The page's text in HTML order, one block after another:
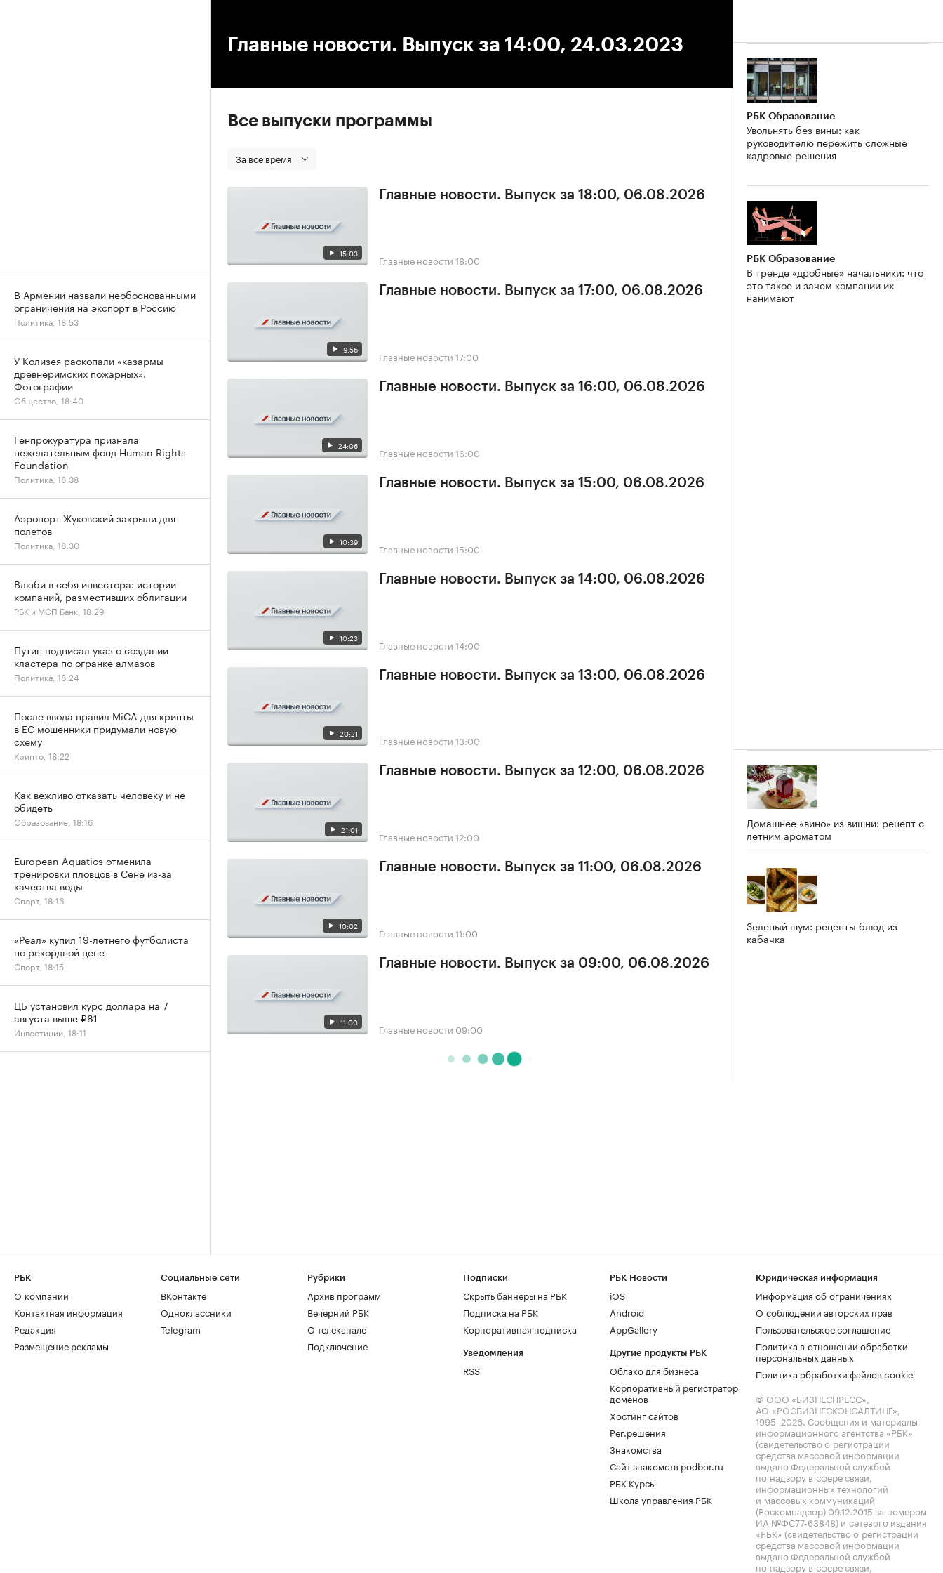
Главные новости. Выпуск за 14:00, 24.03.2023
Все выпуски программы
За все время
15:03
Главные новости. Выпуск за 18:00, 06.08.2026
Главные новости 18:00
9:56
Главные новости. Выпуск за 17:00, 06.08.2026
Главные новости 17:00
24:06
Главные новости. Выпуск за 16:00, 06.08.2026
Главные новости 16:00
10:39
Главные новости. Выпуск за 15:00, 06.08.2026
Главные новости 15:00
10:23
Главные новости. Выпуск за 14:00, 06.08.2026
Главные новости 14:00
20:21
Главные новости. Выпуск за 13:00, 06.08.2026
Главные новости 13:00
21:01
Главные новости. Выпуск за 12:00, 06.08.2026
Главные новости 12:00
10:02
Главные новости. Выпуск за 11:00, 06.08.2026
Главные новости 11:00
11:00
Главные новости. Выпуск за 09:00, 06.08.2026
Главные новости 09:00
РБК Образование
Увольнять без вины: как
руководителю пережить сложные
кадровые решения
РБК Образование
В тренде «дробные» начальники: что
это такое и зачем компании их
нанимают
Домашнее «вино» из вишни: рецепт с
летним ароматом
Зеленый шум: рецепты блюд из
кабачка
В Армении назвали необоснованными
ограничения на экспорт в Россию
Политика, 18:53
У Колизея раскопали «казармы
древнеримских пожарных».
Фотографии
Общество, 18:40
Генпрокуратура признала
нежелательным фонд Human Rights
Foundation
Политика, 18:38
Аэропорт Жуковский закрыли для
полетов
Политика, 18:30
Влюби в себя инвестора: истории
компаний, разместивших облигации
РБК и МСП Банк, 18:29
Путин подписал указ о создании
кластера по огранке алмазов
Политика, 18:24
После ввода правил MiCA для крипты
в ЕС мошенники придумали новую
схему
Крипто, 18:22
Как вежливо отказать человеку и не
обидеть
Образование, 18:16
European Aquatics отменила
тренировки пловцов в Сене из-за
качества воды
Спорт, 18:16
«Реал» купил 19-летнего футболиста
по рекордной цене
Спорт, 18:15
ЦБ установил курс доллара на 7
августа выше ₽81
Инвестиции, 18:11
РБК
О компании
Контактная информация
Редакция
Размещение рекламы
Социальные сети
ВКонтакте
Одноклассники
Telegram
Рубрики
Архив программ
Вечерний РБК
О телеканале
Подключение
Подписки
Скрыть баннеры на РБК
Подписка на РБК
Корпоративная подписка
Уведомления
RSS
РБК Новости
iOS
Android
AppGallery
Другие продукты РБК
Облако для бизнеса
Корпоративный регистратор
доменов
Хостинг сайтов
Рег.решения
Знакомства
Сайт знакомств podbor.ru
РБК Курсы
Школа управления РБК
Юридическая информация
Информация об ограничениях
О соблюдении авторских прав
Пользовательское соглашение
Политика в отношении обработки
персональных данных
Политика обработки файлов cookie
© ООО «БИЗНЕСПРЕСС»,
АО «РОСБИЗНЕСКОНСАЛТИНГ»,
1995–2026. Сообщения и материалы
информационного агентства «РБК»
(свидетельство о регистрации
средства массовой информации
выдано Федеральной службой
по надзору в сфере связи,
информационных технологий
и массовых коммуникаций
(Роскомнадзор) 09.12.2015 за номером
ИА №ФС77-63848) и сетевого издания
«РБК» (свидетельство о регистрации
средства массовой информации
выдано Федеральной службой
по надзору в сфере связи,